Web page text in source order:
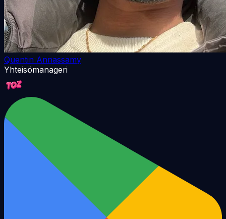
Quentin Annassamy
Yhteisömanageri